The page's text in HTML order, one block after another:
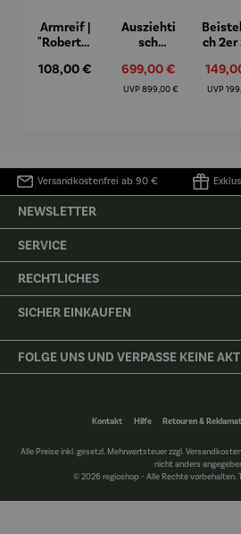
Armreif |
"Roberta"
Mütz
Regulärer Preis:
108,00 €
Ausziehti
sch
m – Valor
Verkaufspreis:
699,00 €
UVP Regulärer Preis:
899,00 €
ch 2er
UVP
Versandkostenfrei ab 90 €
NEWSLETTER
SERVICE
RECHTLICHES
SICHER EINKAUFEN
FOLGE UNS UND VERPASSE KEINE
Kontakt Hilfe Retouren &
Alle Preise inkl. gesetzl. Mehrwertsteuer zzgl. Versandkosten
nicht anders
© 2026 regioshop - Alle Rechte vorbehalten.